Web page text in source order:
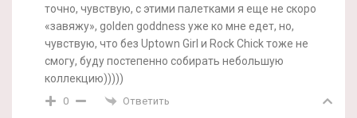
точно, чувствую, с этими палетками я еще не скоро
«завяжу», golden goddness уже ко мне едет, но,
чувствую, что без Uptown Girl и Rock Chick тоже не
смогу, буду постепенно собирать небольшую
коллекцию)))))
0 Ответить